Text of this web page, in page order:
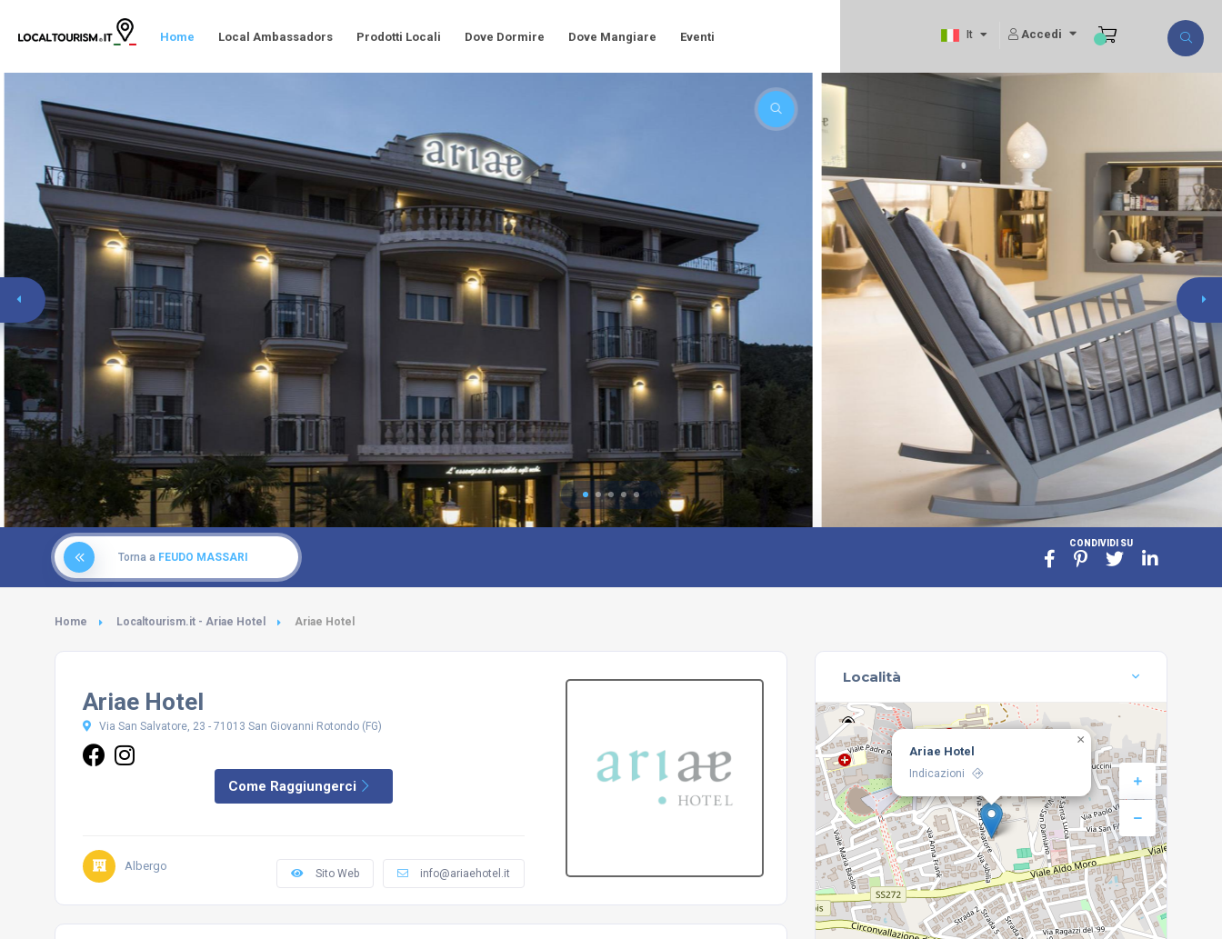
Accedi
It
Home Local Ambassadors Prodotti Locali Dove Dormire Dove Mangiare Eventi
Torna a FEUDO MASSARI
CONDIVIDI SU
Home Localtourism.it - Ariae Hotel Ariae Hotel
Ariae Hotel
Via San Salvatore, 23 - 71013 San Giovanni Rotondo (FG)
Come Raggiungerci
Albergo
Sito Web info@ariaehotel.it
Località
Ariae Hotel
Indicazioni
×